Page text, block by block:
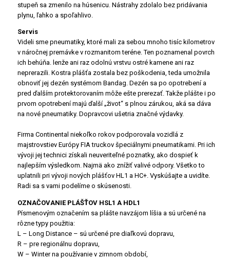
stupeň sa zmenilo na húsenicu. Nástrahy zdolalo bez pridávania
plynu, ľahko a spoľahlivo.
Servis
Videli sme pneumatiky, ktoré mali za sebou mnoho tisíc kilometrov
v náročnej premávke v rozmanitom teréne. Ten poznamenal povrch
ich behúňa. lenže ani raz odolnú vrstvu ostré kamene ani raz
neprerazili. Kostra plášťa zostala bez poškodenia, teda umožnila
obnoviť jej dezén systémom Bandag. Dezén sa po opotrebení a
pred ďalším protektorovaním môže ešte prerezať. Takže plášte i po
prvom opotrebení majú ďalší „život“ s plnou zárukou, aká sa dáva
na nové pneumatiky. Dopravcovi ušetria značné výdavky.
Firma Continental niekoľko rokov podporovala vozidlá z
majstrovstiev Európy FIA truckov špeciálnymi pneumatikami. Pri ich
vývoji jej technici získali neuveriteľné poznatky, ako dospieť k
najlepším výsledkom. Najmä ako znížiť valivé odpory. Všetko to
uplatnili pri vývoji nových plášťov HL1 a HC+. Vyskúšajte a uvidíte.
Radi sa s vami podelíme o skúsenosti.
OZNAČOVANIE PLÁŠŤOV HSL1 A HDL1
Písmenovým označením sa plášte navzájom líšia a sú určené na
rôzne typy použitia:
L – Long Distance – sú určené pre diaľkovú dopravu,
R – pre regionálnu dopravu,
W – Winter na používanie v zimnom období,